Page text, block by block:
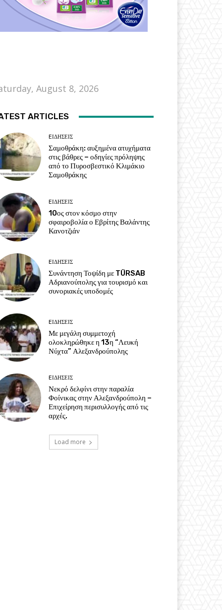
August 8, 2026
ARTICLES
EΙΔΗΣΕΙΣ
Σαμοθράκη: αυξημένα ατυχήματα
στις βάθρες – οδηγίες πρόληψης
από το Πυροσβεστικό Κλιμάκιο
Σαμοθράκης
EΙΔΗΣΕΙΣ
10ος στον κόσμο στην
σφαιροβολία ο Εβρίτης Βαλάντης
Κανοτζιάν
EΙΔΗΣΕΙΣ
Συνάντηση Τοψίδη με TÜRSAB
Αδριανούπολης για τουρισμό και
συνοριακές υποδομές
EΙΔΗΣΕΙΣ
Με μεγάλη συμμετοχή
ολοκληρώθηκε η 13η “Λευκή
Νύχτα” Αλεξανδρούπολης
EΙΔΗΣΕΙΣ
Νεκρό δελφίνι στην παραλία
Φοίνικας στην Αλεξανδρούπολη –
Επιχείρηση περισυλλογής από τις
αρχές.
Load more